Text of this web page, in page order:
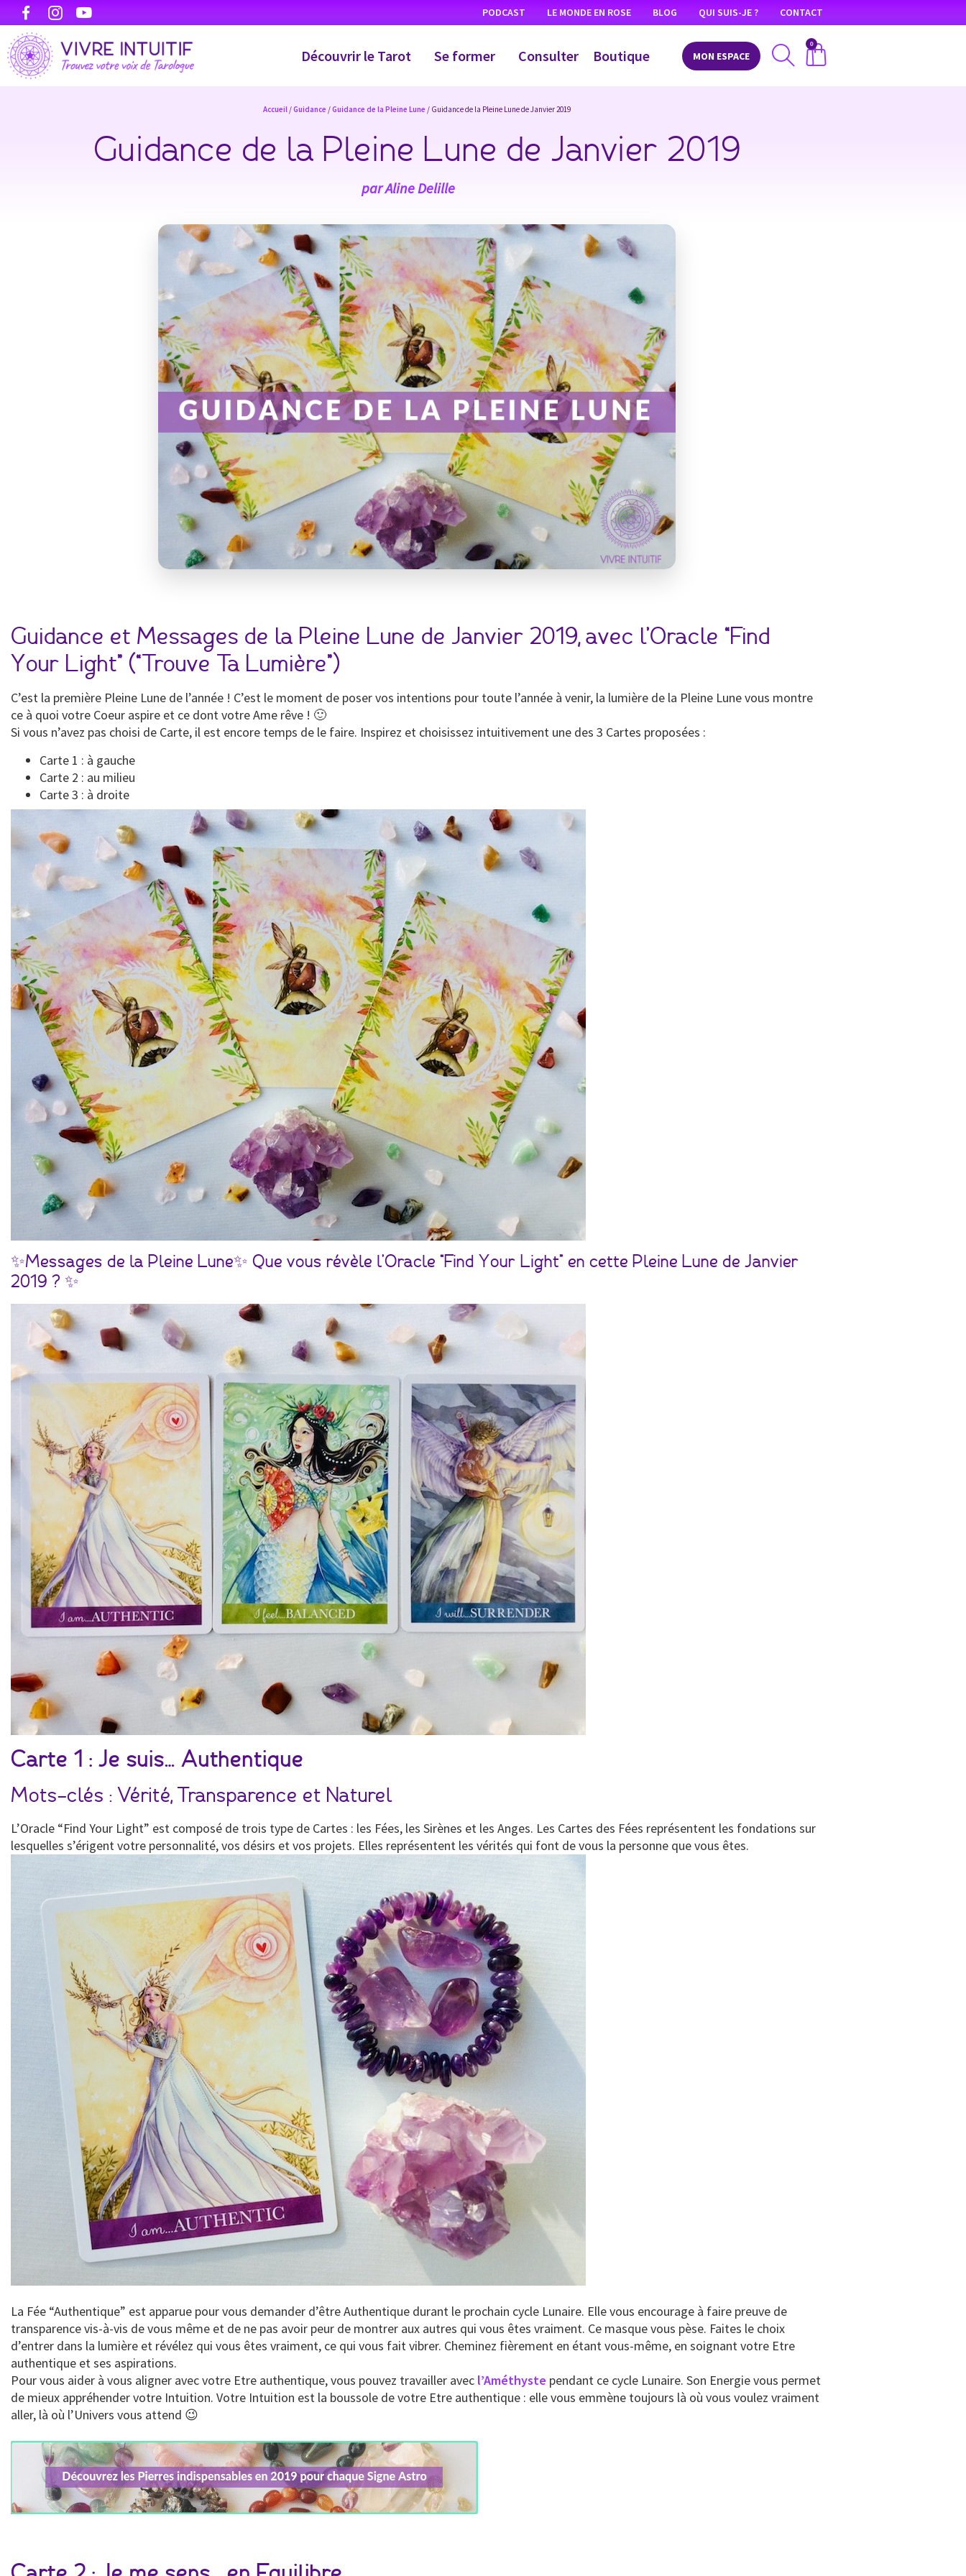
PODCAST LE MONDE EN ROSE BLOG QUI SUIS-JE ? CONTACT
Découvrir le Tarot Se former Consulter Boutique MON ESPACE
0
Accueil /Guidance /Guidance de la Pleine Lune / Guidance de la Pleine Lune de Janvier 2019
Guidance de la Pleine Lune de Janvier 2019
parAline Delille
Guidance et Messages de la Pleine Lune de Janvier 2019, avec l’Oracle “Find
Your Light” (“Trouve Ta Lumière”)
C’est la première Pleine Lune de l’année ! C’est le moment de poser vos intentions pour toute l’année à venir, la lumière de la Pleine Lune vous montre
ce à quoi votre Coeur aspire et ce dont votre Ame rêve ! 🙂
Si vous n’avez pas choisi de Carte, il est encore temps de le faire. Inspirez et choisissez intuitivement une des 3 Cartes proposées :
Carte 1 : à gauche
Carte 2 : au milieu
Carte 3 : à droite
✨Messages de la Pleine Lune✨ Que vous révèle l’Oracle “Find Your Light” en cette Pleine Lune de Janvier
2019 ? ✨
Carte 1 : Je suis… Authentique
Mots-clés : Vérité, Transparence et Naturel
L’Oracle “Find Your Light” est composé de trois type de Cartes : les Fées, les Sirènes et les Anges. Les Cartes des Fées représentent les fondations sur
lesquelles s’érigent votre personnalité, vos désirs et vos projets. Elles représentent les vérités qui font de vous la personne que vous êtes.
La Fée “Authentique” est apparue pour vous demander d’être Authentique durant le prochain cycle Lunaire. Elle vous encourage à faire preuve de
transparence vis-à-vis de vous même et de ne pas avoir peur de montrer aux autres qui vous êtes vraiment. Ce masque vous pèse. Faites le choix
d’entrer dans la lumière et révélez qui vous êtes vraiment, ce qui vous fait vibrer. Cheminez fièrement en étant vous-même, en soignant votre Etre
authentique et ses aspirations.
Pour vous aider à vous aligner avec votre Etre authentique, vous pouvez travailler avec l’Améthyste pendant ce cycle Lunaire. Son Energie vous permet
de mieux appréhender votre Intuition. Votre Intuition est la boussole de votre Etre authentique : elle vous emmène toujours là où vous voulez vraiment
aller, là où l’Univers vous attend 😉